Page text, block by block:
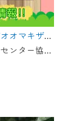
おうちで猿ジョイどうぶつえん～シロガオオマキザル～（2024年9月16日初回放送）
世界屈指のサル類動物園・日本モンキーセンター協力の親子で学べる動物番組。